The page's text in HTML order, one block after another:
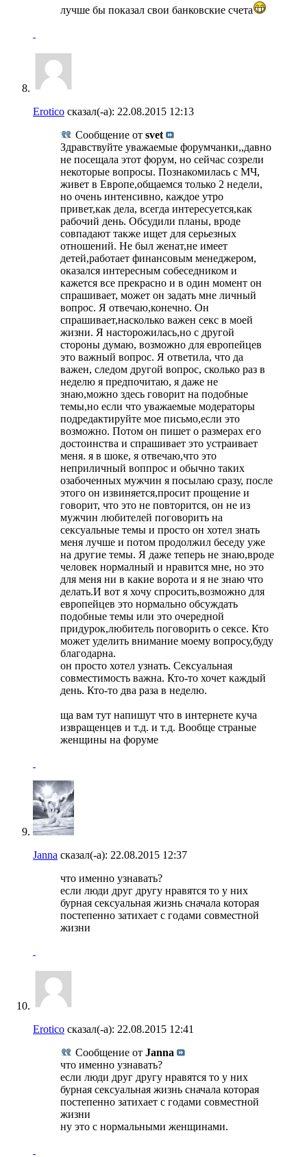
лучше бы показал свои банковские счета
Erotico сказал(-а): 22.08.2015 12:13
Сообщение от svet
Здравствуйте уважаемые форумчанки,,давно
не посещала этот форум, но сейчас созрели
некоторые вопросы. Познакомилась с МЧ,
живет в Европе,общаемся только 2 недели,
но очень интенсивно, каждое утро
привет,как дела, всегда интересуется,как
рабочий день. Обсудили планы, вроде
совпадают также ищет для серьезных
отношений. Не был женат,не имеет
детей,работает финансовым менеджером,
оказался интересным собеседником и
кажется все прекрасно и в один момент он
спрашивает, может он задать мне личный
вопрос. Я отвечаю,конечно. Он
спрашивает,насколько важен секс в моей
жизни. Я насторожилась,но с другой
стороны думаю, возможно для европейцев
это важный вопрос. Я ответила, что да
важен, следом другой вопрос, сколько раз в
неделю я предпочитаю, я даже не
знаю,можно здесь говорит на подобные
темы,но если что уважаемые модераторы
подредактируйте мое письмо,если это
возможно. Потом он пишет о размерах его
достоинства и спрашивает это устраивает
меня. я в шоке, я отвечаю,что это
неприличный воппрос и обычно таких
озабоченных мужчин я посылаю сразу, после
этого он извиняется,просит прощение и
говорит, что это не повторится, он не из
мужчин любителей поговорить на
сексуальные темы и просто он хотел знать
меня лучше и потом продолжил беседу уже
на другие темы. Я даже теперь не знаю,вроде
человек нормалный и нравится мне, но это
для меня ни в какие ворота и я не знаю что
делать.И вот я хочу спросить,возможно для
европейцев это нормально обсуждать
подобные темы или это очередной
придурок,любитель поговорить о сексе. Кто
может уделить внимание моему вопросу,буду
благодарна.
он просто хотел узнать. Сексуальная
совместимость важна. Кто-то хочет каждый
день. Кто-то два раза в неделю.
ща вам тут напишут что в интернете куча
извращенцев и т.д. и т.д. Вообще страные
женщины на форуме
Janna сказал(-а): 22.08.2015 12:37
что именно узнавать?
если люди друг другу нравятся то у них
бурная сексуальная жизнь сначала которая
постепенно затихает с годами совместной
жизни
Erotico сказал(-а): 22.08.2015 12:41
Сообщение от Janna
что именно узнавать?
если люди друг другу нравятся то у них
бурная сексуальная жизнь сначала которая
постепенно затихает с годами совместной
жизни
ну это с нормальными женщинами.